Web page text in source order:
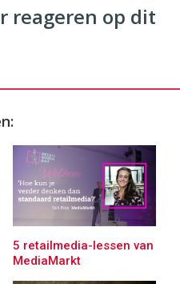
reageren op dit
5 retailmedia-lessen van
MediaMarkt